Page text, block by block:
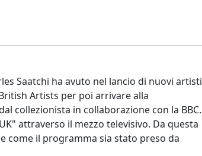
Saatchi ha avuto nel lancio di nuovi artisti
Artists per poi arrivare alla
collezionista in collaborazione con la BBC.
attraverso il mezzo televisivo. Da questa
come il programma sia stato preso da